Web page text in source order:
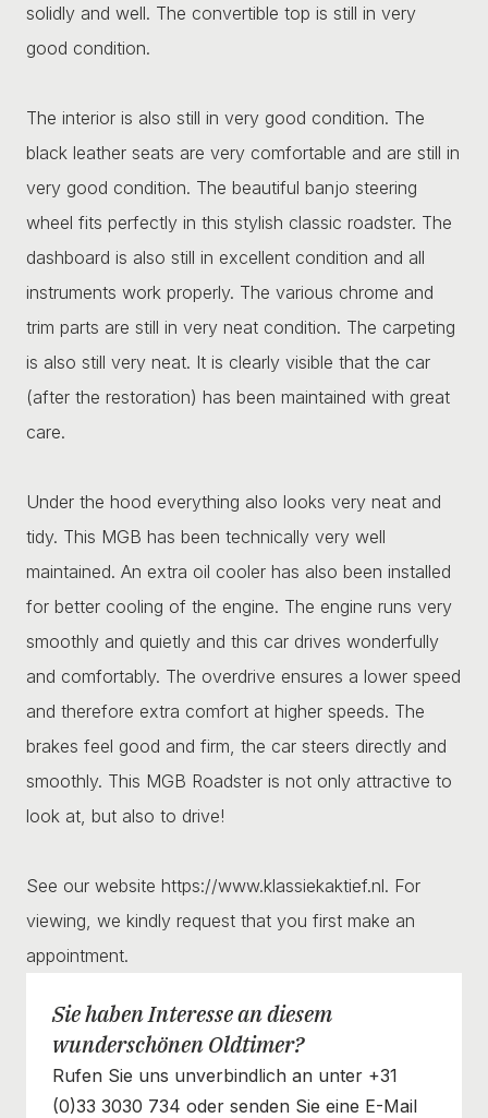
solidly and well. The convertible top is still in very
good condition.
The interior is also still in very good condition. The
black leather seats are very comfortable and are still in
very good condition. The beautiful banjo steering
wheel fits perfectly in this stylish classic roadster. The
dashboard is also still in excellent condition and all
instruments work properly. The various chrome and
trim parts are still in very neat condition. The carpeting
is also still very neat. It is clearly visible that the car
(after the restoration) has been maintained with great
care.
Under the hood everything also looks very neat and
tidy. This MGB has been technically very well
maintained. An extra oil cooler has also been installed
for better cooling of the engine. The engine runs very
smoothly and quietly and this car drives wonderfully
and comfortably. The overdrive ensures a lower speed
and therefore extra comfort at higher speeds. The
brakes feel good and firm, the car steers directly and
smoothly. This MGB Roadster is not only attractive to
look at, but also to drive!
See our website https://www.klassiekaktief.nl. For
viewing, we kindly request that you first make an
appointment.
Sie haben Interesse an diesem
wunderschönen Oldtimer?
Rufen Sie uns unverbindlich an unter +31
(0)33 3030 734 oder senden Sie eine E-Mail